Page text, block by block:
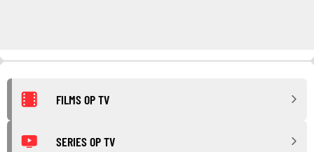
FILMS OP TV
SERIES OP TV